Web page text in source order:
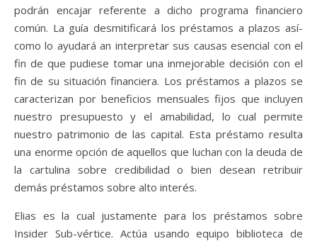
podrán encajar referente a dicho programa financiero
común. La guía desmitificará los préstamos a plazos así­
como lo ayudará an interpretar sus causas esencial con el
fin de que pudiese tomar una inmejorable decisión con el
fin de su situación financiera. Los préstamos a plazos se
caracterizan por beneficios mensuales fijos que incluyen
nuestro presupuesto y el amabilidad, lo cual permite
nuestro patrimonio de las capital. Esta préstamo resulta
una enorme opción de aquellos que luchan con la deuda de
la cartulina sobre credibilidad o bien desean retribuir
demás préstamos sobre alto interés.
Elias es la cual justamente para los préstamos sobre
Insider Sub-vértice. Actúa usando equipo biblioteca de